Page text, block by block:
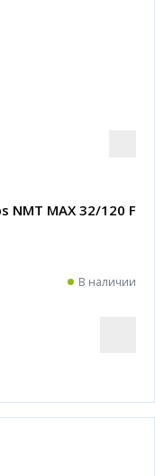
NMT MAX 32/120 F
В наличии